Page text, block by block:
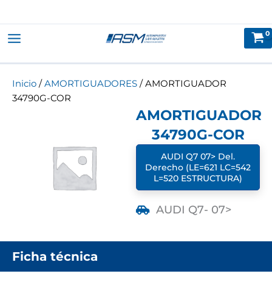
al
contenido
Inicio /AMORTIGUADORES / AMORTIGUADOR
34790G-COR
AMORTIGUADOR
34790G-COR
AUDI Q7 07> Del.
Derecho (LE=621 LC=542
L=520 ESTRUCTURA)
AUDI Q7- 07>
Ficha técnica